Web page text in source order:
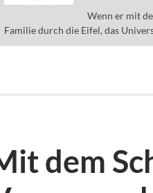
Wenn er mit
Familie durch die Eifel, das
dem